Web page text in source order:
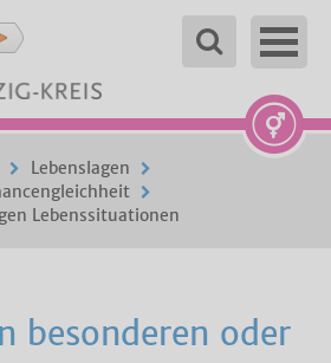
Lebenslagen
Lebenssituationen
besonderen oder